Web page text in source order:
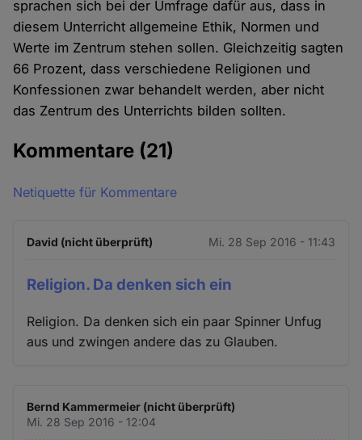
sprachen sich bei der Umfrage dafür aus, dass in
diesem Unterricht allgemeine Ethik, Normen und
Werte im Zentrum stehen sollen. Gleichzeitig sagten
66 Prozent, dass verschiedene Religionen und
Konfessionen zwar behandelt werden, aber nicht
das Zentrum des Unterrichts bilden sollten.
Kommentare (21)
Netiquette für Kommentare
David (nicht überprüft) Mi. 28 Sep 2016 - 11:43
Religion. Da denken sich ein
Religion. Da denken sich ein paar Spinner Unfug
aus und zwingen andere das zu Glauben.
Bernd Kammermeier (nicht überprüft)
Mi. 28 Sep 2016 - 12:04